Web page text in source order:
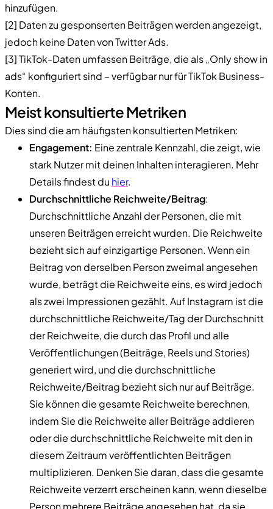
hinzufügen.
[2] Daten zu gesponserten Beiträgen werden angezeigt,
jedoch keine Daten von Twitter Ads.
[3] TikTok-Daten umfassen Beiträge, die als „Only show in
ads“ konfiguriert sind – verfügbar nur für TikTok Business-
Konten.
Meist konsultierte Metriken
Dies sind die am häufigsten konsultierten Metriken:
Engagement: Eine zentrale Kennzahl, die zeigt, wie
stark Nutzer mit deinen Inhalten interagieren. Mehr
Details findest du hier.
Durchschnittliche Reichweite/Beitrag:
Durchschnittliche Anzahl der Personen, die mit
unseren Beiträgen erreicht wurden. Die Reichweite
bezieht sich auf einzigartige Personen. Wenn ein
Beitrag von derselben Person zweimal angesehen
wurde, beträgt die Reichweite eins, es wird jedoch
als zwei Impressionen gezählt. Auf Instagram ist die
durchschnittliche Reichweite/Tag der Durchschnitt
der Reichweite, die durch das Profil und alle
Veröffentlichungen (Beiträge, Reels und Stories)
generiert wird, und die durchschnittliche
Reichweite/Beitrag bezieht sich nur auf Beiträge.
Sie können die gesamte Reichweite berechnen,
indem Sie die Reichweite aller Beiträge addieren
oder die durchschnittliche Reichweite mit den in
diesem Zeitraum veröffentlichten Beiträgen
multiplizieren. Denken Sie daran, dass die gesamte
Reichweite verzerrt erscheinen kann, wenn dieselbe
Person mehrere Beiträge angesehen hat, da sie